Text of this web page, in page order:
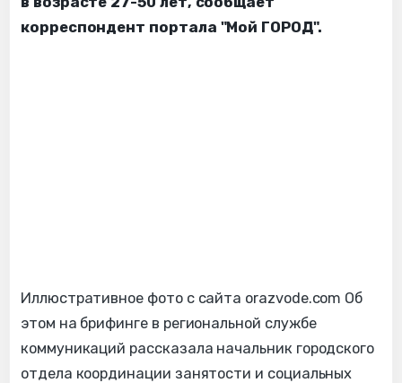
корреспондент портала "Мой ГОРОД".
Иллюстративное фото с сайта orazvode.com Об
этом на брифинге в региональной службе
коммуникаций рассказала начальник городского
отдела координации занятости и социальных